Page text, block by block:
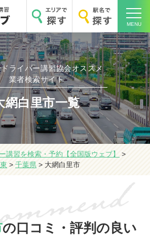
MENU
ホーム
ライバー講習協会オススメ
業者検索サイト
網白里市一覧
講習を検索・予約【全国版ウェブ】
>
> 千葉県 > 大網白里市
の口コミ・評判の良い